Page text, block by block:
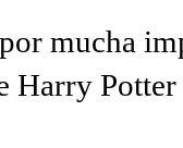
mucha
Harry